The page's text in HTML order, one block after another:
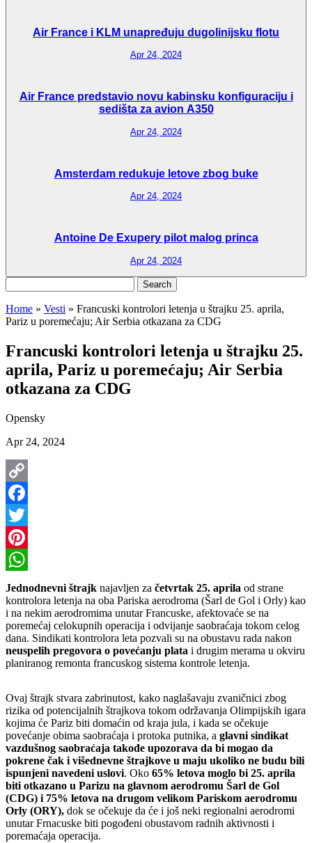
Air France i KLM unapređuju dugolinijsku flotu
Apr 24, 2024
Air France predstavio novu kabinsku konfiguraciju i
sedišta za avion A350
Apr 24, 2024
Amsterdam redukuje letove zbog buke
Apr 24, 2024
Antoine De Exupery pilot malog princa
Apr 24, 2024
for:
Home » Vesti » Francuski kontrolori letenja u štrajku 25. aprila,
Pariz u poremećaju; Air Serbia otkazana za CDG
Francuski kontrolori letenja u štrajku 25.
aprila, Pariz u poremećaju; Air Serbia
otkazana za CDG
Opensky
Apr 24, 2024
Copy
Link
Facebook
Twitter
Pinterest
WhatsApp
Jednodnevni štrajk najavljen za četvrtak 25. aprila od strane
kontrolora letenja na oba Pariska aerodroma (Šarl de Gol i Orly) kao
i na nekim aerodromima unutar Francuske, afektovaće se na
poremećaj celokupnih operacija i odvijanje saobraćaja tokom celog
dana. Sindikati kontrolora leta pozvali su na obustavu rada nakon
neuspelih pregovora o povećanju plata i drugim merama u okviru
planiranog remonta francuskog sistema kontrole letenja.
Ovaj štrajk stvara zabrinutost, kako naglašavaju zvaničnici zbog
rizika od potencijalnih štrajkova tokom održavanja Olimpijskih igara
kojima će Pariz biti domaćin od kraja jula, i kada se očekuje
povećanje obima saobraćaja i protoka putnika, a glavni sindikat
vazdušnog saobraćaja takođe upozorava da bi mogao da
pokrene čak i višednevne štrajkove u maju ukoliko ne budu bili
ispunjeni navedeni uslovi. Oko 65% letova moglo bi 25. aprila
biti otkazano u Parizu na glavnom aerodromu Šarl de Gol
(CDG) i 75% letova na drugom velikom Pariskom aerodromu
Orly (ORY), dok se očekuje da će i još neki regionalni aerodromi
unutar Frnacuske biti pogođeni obustavom radnih aktivnosti i
poremaćaja operacija.